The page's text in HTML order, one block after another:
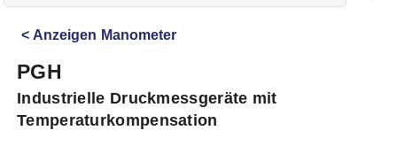
Anzeigen Manometer
PGH
Industrielle Druckmessgeräte mit
Temperaturkompensation